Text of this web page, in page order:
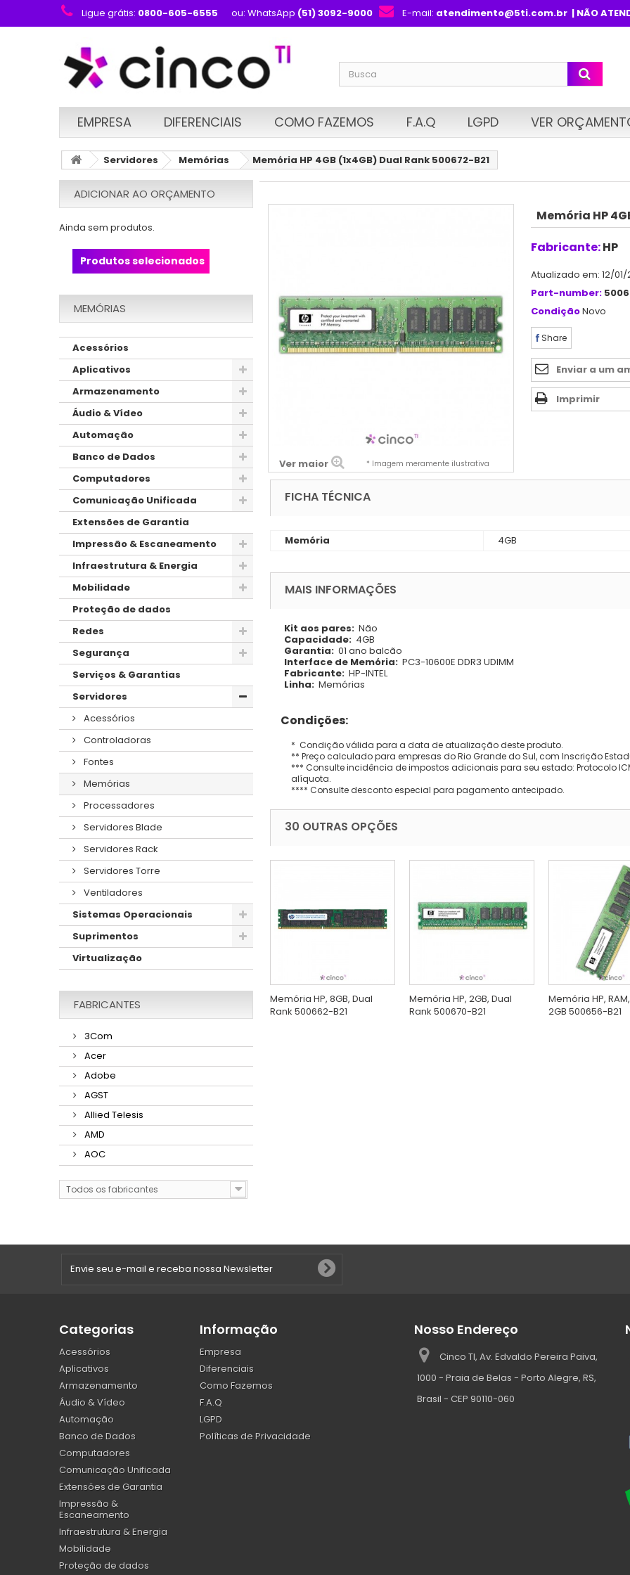
Ligue grátis: 0800-605-6555 ou: WhatsApp (51) 3092-9000 E-mail: atendimento@5ti.com.br| NÃO
EMPRESA DIFERENCIAIS COMO FAZEMOS F.A.Q LGPD VER
Servidores Memórias Memória HP 4GB (1x4GB) Dual Rank 500672-B21
ADICIONAR AO ORÇAMENTO
Ainda sem produtos.
Produtos selecionados
MEMÓRIAS
Acessórios
Aplicativos
Armazenamento
Áudio & Vídeo
Automação
Banco de Dados
Computadores
Comunicação Unificada
Extensões de Garantia
Impressão & Escaneamento
Infraestrutura & Energia
Mobilidade
Proteção de dados
Redes
Segurança
Serviços & Garantias
Servidores
Acessórios
Controladoras
Fontes
Memórias
Processadores
Servidores Blade
Servidores Rack
Servidores Torre
Ventiladores
Sistemas Operacionais
Suprimentos
Virtualização
FABRICANTES
3Com
Acer
Adobe
AGST
Allied Telesis
AMD
AOC
Todos os fabricantes
Ver maior * Imagem meramente ilustrativa
Memória HP
Fabricante:HP
Atualizado em: 12/01/
Part-number:
CondiçãoNovo
Share
Enviar a um
Imprimir
FICHA TÉCNICA
Memória 4GB
MAIS INFORMAÇÕES
Kit aos pares: Não
Capacidade: 4GB
Garantia: 01 ano balcão
Interface de Memória: PC3-10600E DDR3 UDIMM
Fabricante: HP-INTEL
Linha: Memórias
Condições:
* Condição válida para a data de atualização deste produto.
** Preço calculado para empresas do Rio Grande do Sul, com Inscrição
*** Consulte incidência de impostos adicionais para seu estado: Protocolo
alíquota.
**** Consulte desconto especial para pagamento antecipado.
30 OUTRAS OPÇÕES
Memória HP, 8GB, Dual
Rank 500662-B21
Memória HP, 2GB, Dual
Rank 500670-B21
Memória HP,
2GB 500656-B21
Categorias
Acessórios
Aplicativos
Armazenamento
Áudio & Vídeo
Automação
Banco de Dados
Computadores
Comunicação Unificada
Extensões de Garantia
Impressão &
Escaneamento
Infraestrutura & Energia
Mobilidade
Proteção de dados
Informação
Empresa
Diferenciais
Como Fazemos
F.A.Q
LGPD
Políticas de Privacidade
Nosso Endereço
Cinco TI, Av. Edvaldo Pereira Paiva,
1000 - Praia de Belas - Porto Alegre, RS,
Brasil - CEP 90110-060